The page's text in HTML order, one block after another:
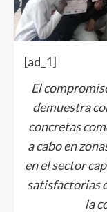
[ad_1]
El
demuestra
concretas
a cabo en
en el sector
satisfactorias
la